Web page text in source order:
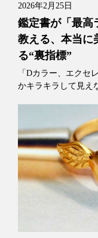
2026年2月25日
鑑定書が「最高
教える、本当に
る“裏指標”
「Dカラー、エクセ
かキラキラして見え